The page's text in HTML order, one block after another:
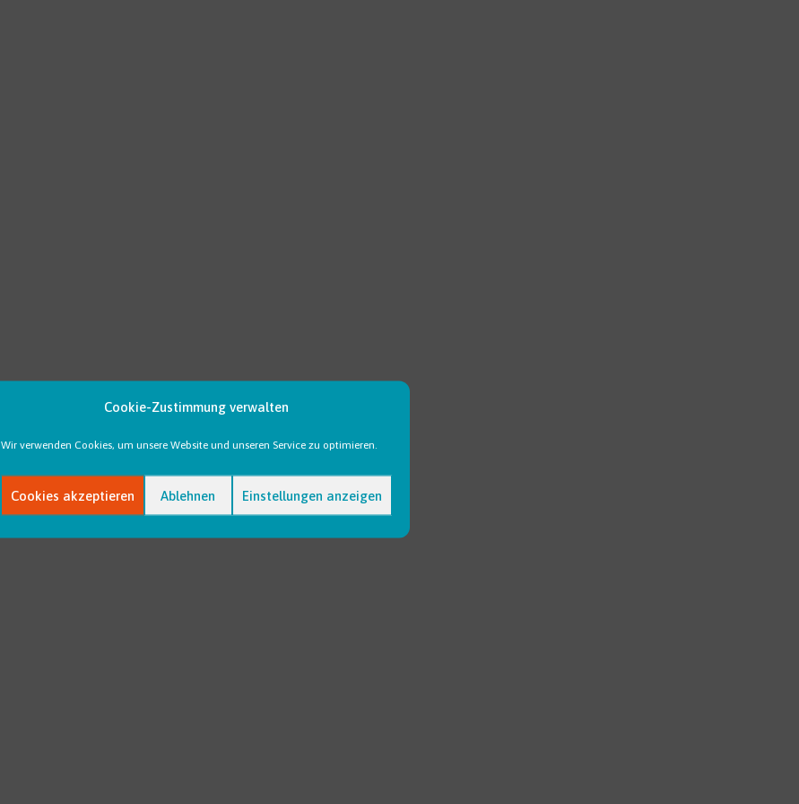
Cookie-Zustimmung verwalten
Wir verwenden Cookies, um unsere Website und unseren Service zu optimieren.
Cookies akzeptieren Ablehnen Einstellungen anzeigen